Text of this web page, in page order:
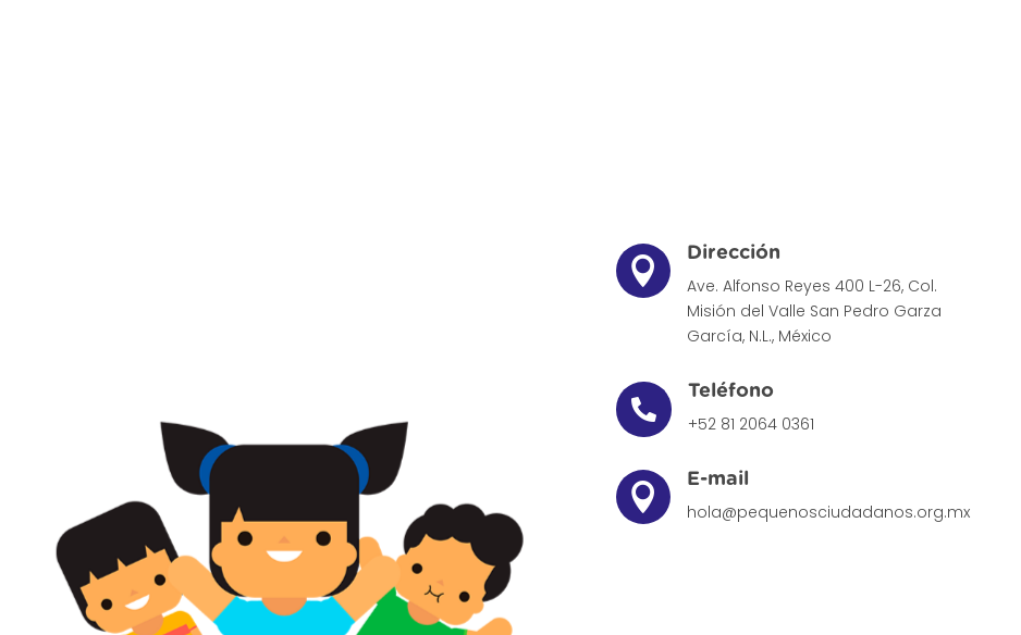

Dirección
Ave. Alfonso Reyes 400 L-26, Col.
Misión del Valle San Pedro Garza
García, N.L., México

Teléfono
+52 81 2064 0361

E-mail
hola@pequenosciudadanos.org.mx